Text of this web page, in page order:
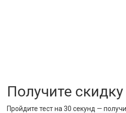
Получите
Пройдите тест на 30 секунд —